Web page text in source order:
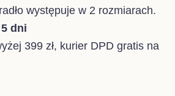
występuje w 2 rozmiarach.
dni
399 zł, kurier DPD gratis na